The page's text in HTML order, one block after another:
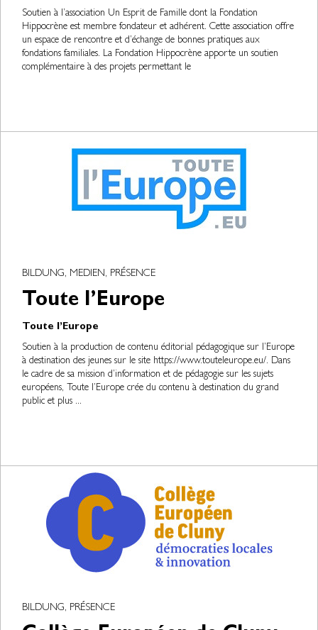
Soutien à l’association Un Esprit de Famille dont la Fondation
Hippocrène est membre fondateur et adhérent. Cette association offre
un espace de rencontre et d’échange de bonnes pratiques aux
fondations familiales. La Fondation Hippocrène apporte un soutien
complémentaire à des projets permettant le
BILDUNG, MEDIEN, PRÉSENCE
Toute l’Europe
Toute l’Europe
Soutien à la production de contenu éditorial pédagogique sur l’Europe
à destination des jeunes sur le site https://www.touteleurope.eu/. Dans
le cadre de sa mission d’information et de pédagogie sur les sujets
européens, Toute l’Europe crée du contenu à destination du grand
public et plus ...
BILDUNG, PRÉSENCE